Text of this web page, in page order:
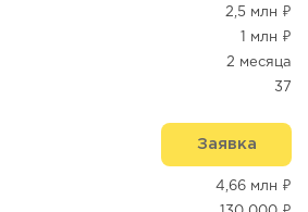
2,5 млн ₽
1 млн ₽
2 месяца
37
Заявка
4,66 млн ₽